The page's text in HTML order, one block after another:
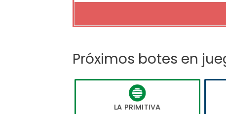
Próximos botes en
LA PRIMITIVA